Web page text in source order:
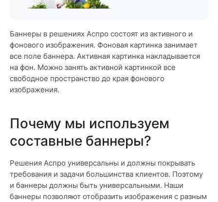
Баннеры в решениях Аспро состоят из активного и
фонового изображения. Фоновая картинка занимает
все поле баннера. Активная картинка накладывается
на фон. Можно занять активной картинкой все
свободное пространство до края фонового
изображения.
Почему мы используем
составные баннеры?
Решения Аспро универсальны и должны покрывать
требования и задачи большинства клиентов. Поэтому
и баннеры должны быть универсальными. Наши
баннеры позволяют отобразить изображения с разным